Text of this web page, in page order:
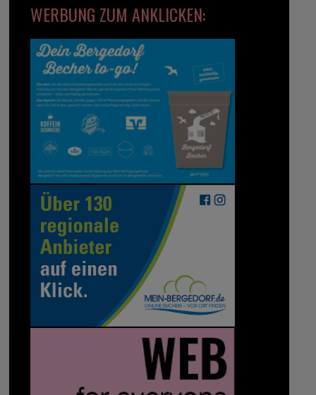
WERBUNG ZUM ANKLICKEN: